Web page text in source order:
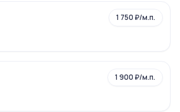
1 750 ₽/м.п.
1 900 ₽/м.п.